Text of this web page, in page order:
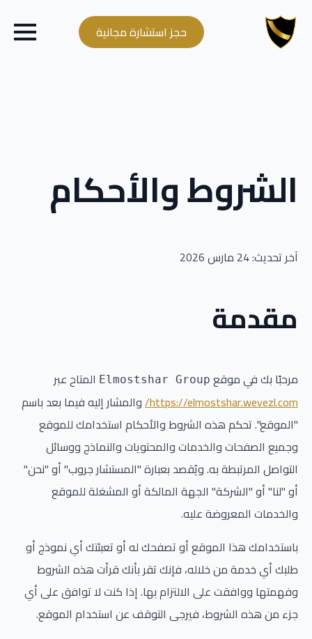
حجز استشارة مجانية
الشروط والأحكام
آخر تحديث: 24 مارس 2026
مقدمة
مرحبًا بك في موقع Elmostshar Group المتاح عبر
https://elmostshar.wevezl.com/ والمشار إليه فيما بعد باسم
"الموقع". تحكم هذه الشروط والأحكام استخدامك للموقع
وجميع الصفحات والخدمات والمحتويات والنماذج ووسائل
التواصل المرتبطة به. ويُقصد بعبارة "المستشار جروب" أو "نحن"
أو "لنا" أو "الشركة" الجهة المالكة أو المشغلة للموقع
والخدمات المعروضة عليه.
باستخدامك هذا الموقع أو تصفحك له أو تعبئتك أي نموذج أو
طلبك أي خدمة من خلاله، فإنك تقر بأنك قرأت هذه الشروط
وفهمتها ووافقت على الالتزام بها. إذا كنت لا توافق على أي
جزء من هذه الشروط، فيرجى التوقف عن استخدام الموقع.